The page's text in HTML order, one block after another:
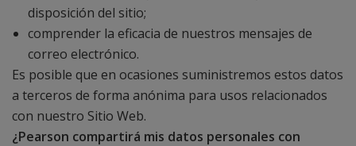
disposición del sitio;
comprender la eficacia de nuestros mensajes de
correo electrónico.
Es posible que en ocasiones suministremos estos datos
a terceros de forma anónima para usos relacionados
con nuestro Sitio Web.
¿Pearson compartirá mis datos personales con